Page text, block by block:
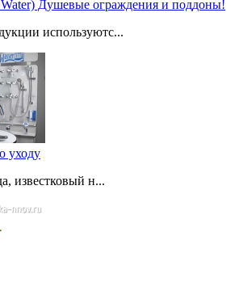
Душевые ограждения и поддоны!
используютс...
уходу
известковый н...